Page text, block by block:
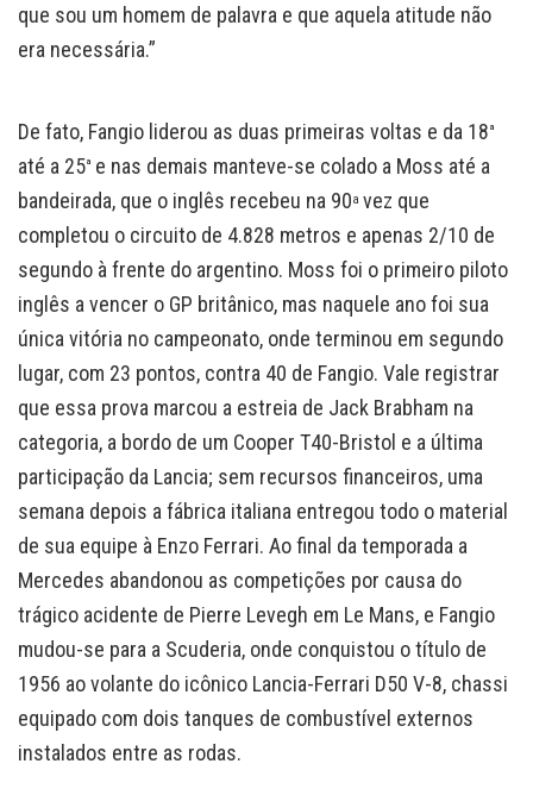
que sou um homem de palavra e que aquela atitude não
era necessária.”
De fato, Fangio liderou as duas primeiras voltas e da 18ª
até a 25ª e nas demais manteve-se colado a Moss até a
bandeirada, que o inglês recebeu na 90a vez que
completou o circuito de 4.828 metros e apenas 2/10 de
segundo à frente do argentino. Moss foi o primeiro piloto
inglês a vencer o GP britânico, mas naquele ano foi sua
única vitória no campeonato, onde terminou em segundo
lugar, com 23 pontos, contra 40 de Fangio. Vale registrar
que essa prova marcou a estreia de Jack Brabham na
categoria, a bordo de um Cooper T40-Bristol e a última
participação da Lancia; sem recursos financeiros, uma
semana depois a fábrica italiana entregou todo o material
de sua equipe à Enzo Ferrari. Ao final da temporada a
Mercedes abandonou as competições por causa do
trágico acidente de Pierre Levegh em Le Mans, e Fangio
mudou-se para a Scuderia, onde conquistou o título de
1956 ao volante do icônico Lancia-Ferrari D50 V-8, chassi
equipado com dois tanques de combustível externos
instalados entre as rodas.